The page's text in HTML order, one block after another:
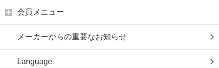
会員メニュー
メーカーからの重要なお知らせ
Language